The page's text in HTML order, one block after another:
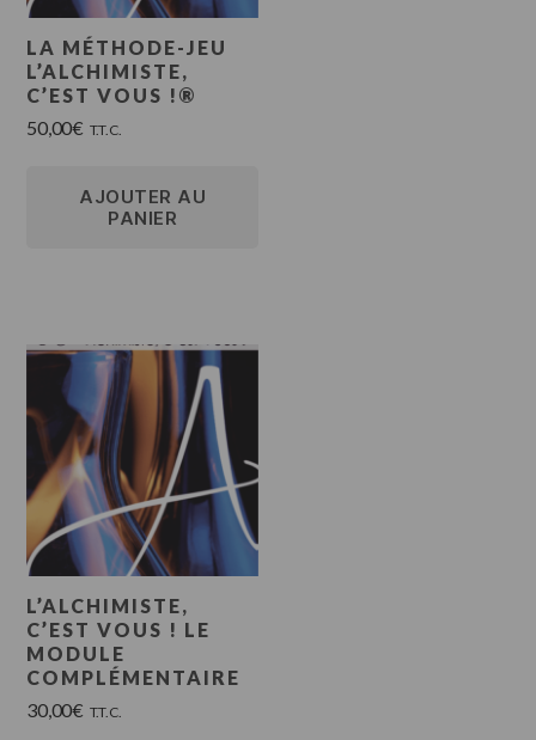
LA MÉTHODE-JEU
L’ALCHIMISTE,
C’EST VOUS !®
50,00€ T.T.C.
AJOUTER AU
PANIER
L’ALCHIMISTE,
C’EST VOUS ! LE
MODULE
COMPLÉMENTAIRE
30,00€ T.T.C.